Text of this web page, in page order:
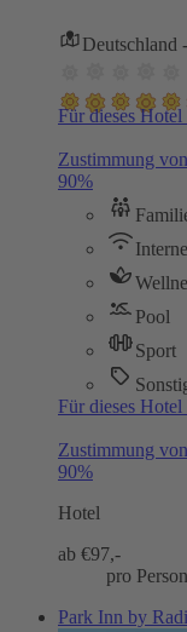
Deutschland
Für dieses
Zustimmung
90%
Pool
Sport
Für dieses
Zustimmung
90%
Hotel
ab €97,-
pro Person
Park Inn by